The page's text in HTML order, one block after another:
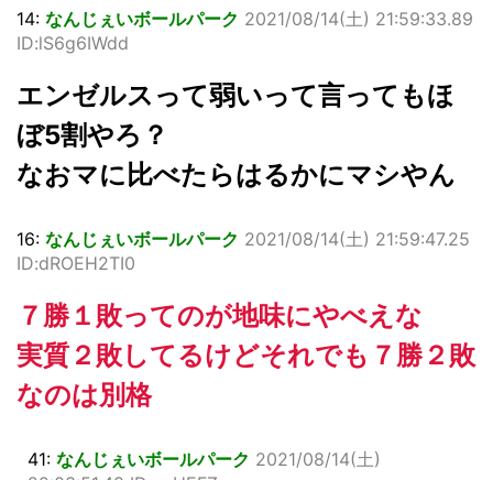
14: なんじぇいボールパーク 2021/08/14(土) 21:59:33.89
ID:lS6g6IWdd
エンゼルスって弱いって言ってもほ
ぼ5割やろ？
なおマに比べたらはるかにマシやん
16: なんじぇいボールパーク 2021/08/14(土) 21:59:47.25
ID:dROEH2TI0
７勝１敗ってのが地味にやべえな
実質２敗してるけどそれでも７勝２敗
なのは別格
41: なんじぇいボールパーク 2021/08/14(土)